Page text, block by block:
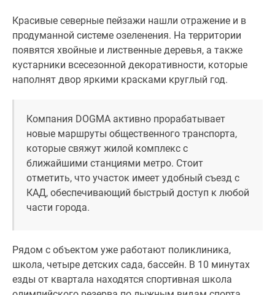
Новости
недвижимости
Новостройки
Ленинградской
области
Квартиры
скидками
Новостройки
премиум-
бизнес-
класса
Дома
Красивые северные пейзажи нашли отражение и в
продуманной системе озеленения. На территории
появятся хвойные и лиственные деревья, а также
кустарники всесезонной декоративности, которые
наполнят двор яркими красками круглый год.
Компания DOGMA активно прорабатывает
новые маршруты общественного транспорта,
которые свяжут жилой комплекс с
ближайшими станциями метро. Стоит
отметить, что участок имеет удобный съезд с
КАД, обеспечивающий быстрый доступ к любой
части города.
Рядом с объектом уже работают поликлиника,
школа, четыре детских сада, бассейн. В 10 минутах
езды от квартала находятся спортивная школа